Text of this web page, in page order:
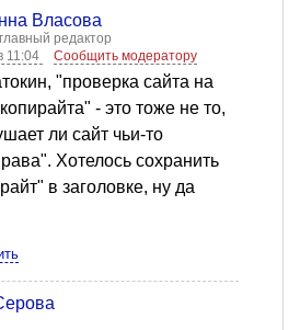
Власова
редактор
11:04
Сообщить модератору
"проверка сайта на
- это тоже не то,
ли сайт чьи-то
Хотелось сохранить
в заголовке, ну да